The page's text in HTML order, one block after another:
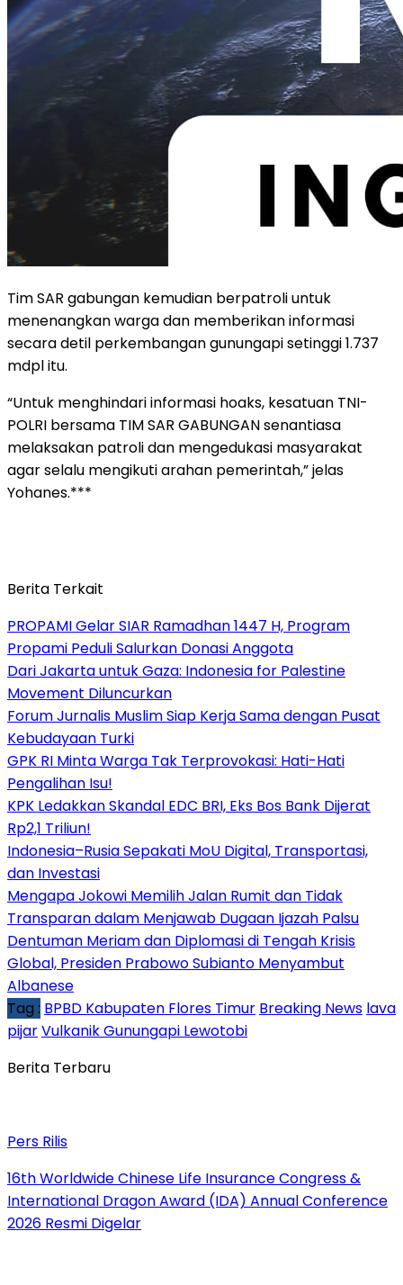
Tim SAR gabungan kemudian berpatroli untuk
menenangkan warga dan memberikan informasi
secara detil perkembangan gunungapi setinggi 1.737
mdpl itu.
“Untuk menghindari informasi hoaks, kesatuan TNI-
POLRI bersama TIM SAR GABUNGAN senantiasa
melaksakan patroli dan mengedukasi masyarakat
agar selalu mengikuti arahan pemerintah,” jelas
Yohanes.***
Berita Terkait
PROPAMI Gelar SIAR Ramadhan 1447 H, Program
Propami Peduli Salurkan Donasi Anggota
Dari Jakarta untuk Gaza: Indonesia for Palestine
Movement Diluncurkan
Forum Jurnalis Muslim Siap Kerja Sama dengan Pusat
Kebudayaan Turki
GPK RI Minta Warga Tak Terprovokasi: Hati-Hati
Pengalihan Isu!
KPK Ledakkan Skandal EDC BRI, Eks Bos Bank Dijerat
Rp2,1 Triliun!
Indonesia–Rusia Sepakati MoU Digital, Transportasi,
dan Investasi
Mengapa Jokowi Memilih Jalan Rumit dan Tidak
Transparan dalam Menjawab Dugaan Ijazah Palsu
Dentuman Meriam dan Diplomasi di Tengah Krisis
Global, Presiden Prabowo Subianto Menyambut
Albanese
Tag : BPBD Kabupaten Flores Timur Breaking News lava
pijarVulkanik Gunungapi Lewotobi
Berita Terbaru
Pers Rilis
16th Worldwide Chinese Life Insurance Congress &
International Dragon Award (IDA) Annual Conference
2026 Resmi Digelar